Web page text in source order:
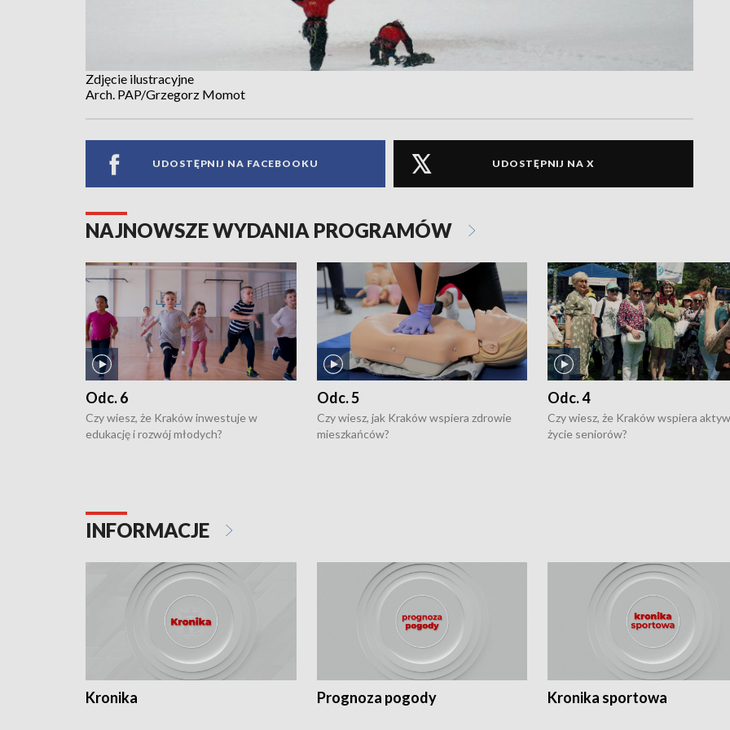
Zdjęcie ilustracyjne
Arch. PAP/Grzegorz Momot
UDOSTĘPNIJ NA FACEBOOKU UDOSTĘPNIJ NA X
NAJNOWSZE WYDANIA PROGRAMÓW
Odc. 6
Czy wiesz, że Kraków inwestuje w
edukację i rozwój młodych?
Odc. 5
Czy wiesz, jak Kraków wspiera zdrowie
mieszkańców?
Odc. 4
Czy wiesz, że Kraków wspiera
życie seniorów?
INFORMACJE
Kronika Prognoza pogody Kronika sportowa